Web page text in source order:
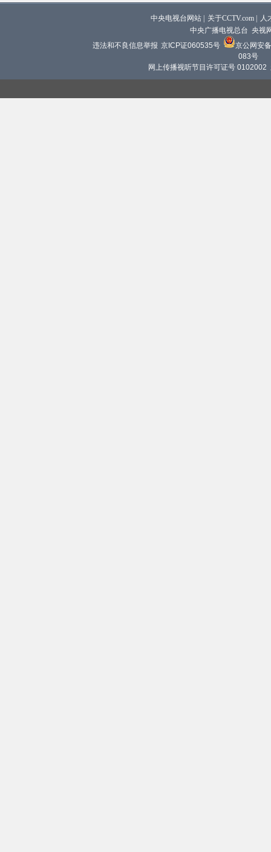
中央电视台网站 关于CCTV.com
人
中央广播电视总台 央视
违法和不良信息举报 京ICP证060535号
京公网安
083号
网上传播视听节目许可证号